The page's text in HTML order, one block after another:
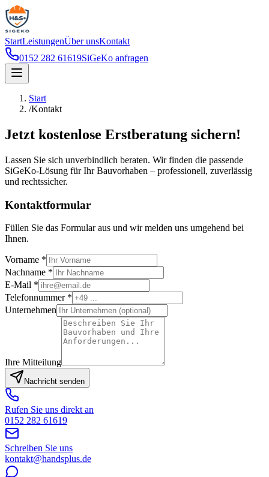
StartLeistungenÜber unsKontakt
0152 282 61619SiGeKo anfragen
Start
/Kontakt
Jetzt kostenlose Erstberatung sichern!
Lassen Sie sich unverbindlich beraten. Wir finden die passende
SiGeKo-Lösung für Ihr Bauvorhaben – professionell, zuverlässig
und rechtssicher.
Kontaktformular
Füllen Sie das Formular aus und wir melden uns umgehend bei
Ihnen.
Vorname *
Nachname *
E-Mail *
Telefonnummer *
Unternehmen
Ihre Mitteilung
Nachricht senden
Rufen Sie uns direkt an
0152 282 61619
Schreiben Sie uns
kontakt@handsplus.de